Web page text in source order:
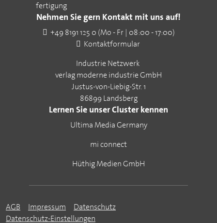
fertigung
Nehmen Sie gern Kontakt mit uns auf!
+49 8191 125 0 (Mo - Fr | 08:00 - 17:00)
Kontaktformular
Industrie Netzwerk
verlag moderne industrie GmbH
Justus-von-Liebig-Str. 1
86899 Landsberg
Lernen Sie unser Cluster kennen
Ultima Media Germany
mi connect
Hüthig Medien GmbH
AGB Impressum
Datenschutz
Datenschutz-Einstellungen